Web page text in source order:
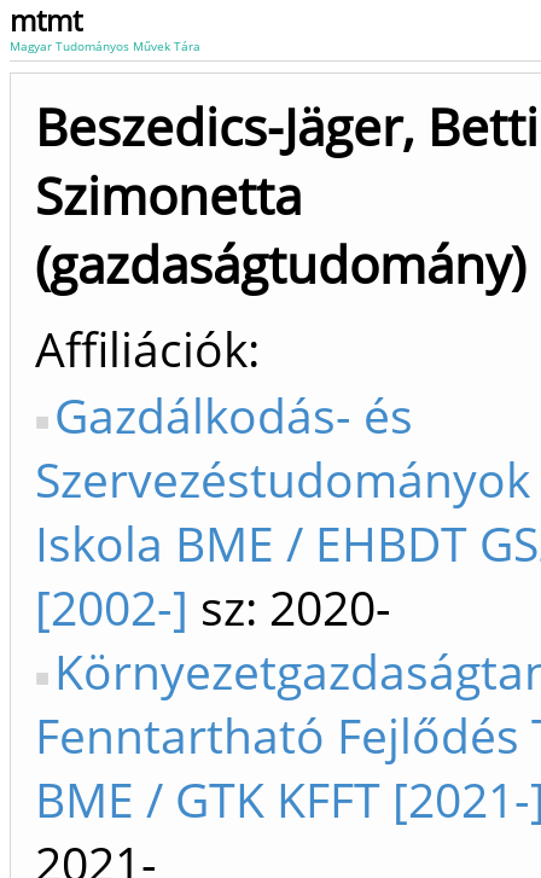
mtmt
Magyar Tudományos Művek Tára
Beszedics-Jäger,
Szimonetta
(gazdaságtudomány)
Affiliációk
Gazdálkodás- és
Iskola BME / EHBDT
[2002-] sz: 2020-
Fenntartható Fejlődés
BME / GTK KFFT
2021-